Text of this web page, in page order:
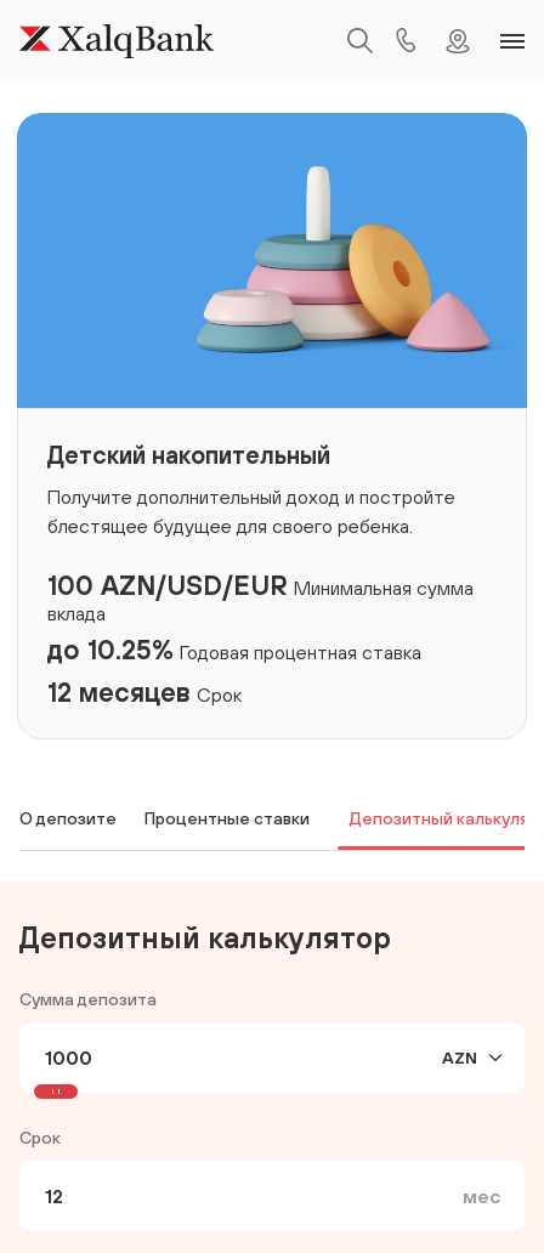
Детский накопительный
Получите дополнительный доход и постройте
блестящее будущее для своего ребенка.
100 AZN/USD/EUR Минимальная сумма
вклада
до 10.25% Годовая процентная ставка
12 месяцев Срок
О депозите Процентные ставки Депозитный
Депозитный калькулятор
Сумма депозита
Срок
мес